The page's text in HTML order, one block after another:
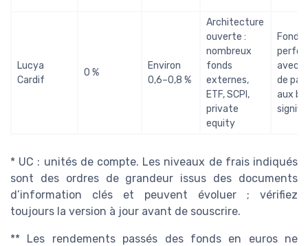
Lucya
Cardif
0 %
Environ
0,6–0,8 %
Architecture
ouverte :
nombreux
fonds
externes,
ETF, SCPI,
private
equity
Fonds
avec
de
aux
* UC : unités de compte. Les niveaux de frais indiqués
sont des ordres de grandeur issus des documents
d’information clés et peuvent évoluer ; vérifiez
toujours la version à jour avant de souscrire.
** Les rendements passés des fonds en euros ne